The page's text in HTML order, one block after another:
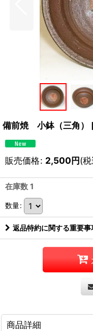
備前焼 小鉢（三角）
販売価格: 2,500円(
在庫数 1
数量:
返品特約に関する重要事
商品詳細